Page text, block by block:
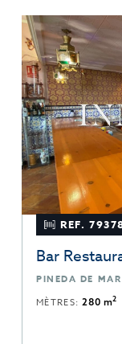
REF.
Bar
PINEDA DE
MÈTRES:280 m2